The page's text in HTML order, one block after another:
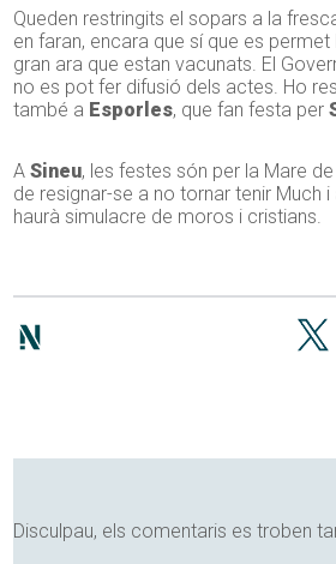
Queden restringits el sopars a la
en faran, encara que sí que es permet
gran ara que estan vacunats. El
no es pot fer difusió dels actes. Ho
també a Esporles, que fan festa per
ASineu, les festes són per la Mare de
de resignar-se a no tornar tenir Much i
haurà simulacre de moros i cristians.
Disculpau, els comentaris es troben